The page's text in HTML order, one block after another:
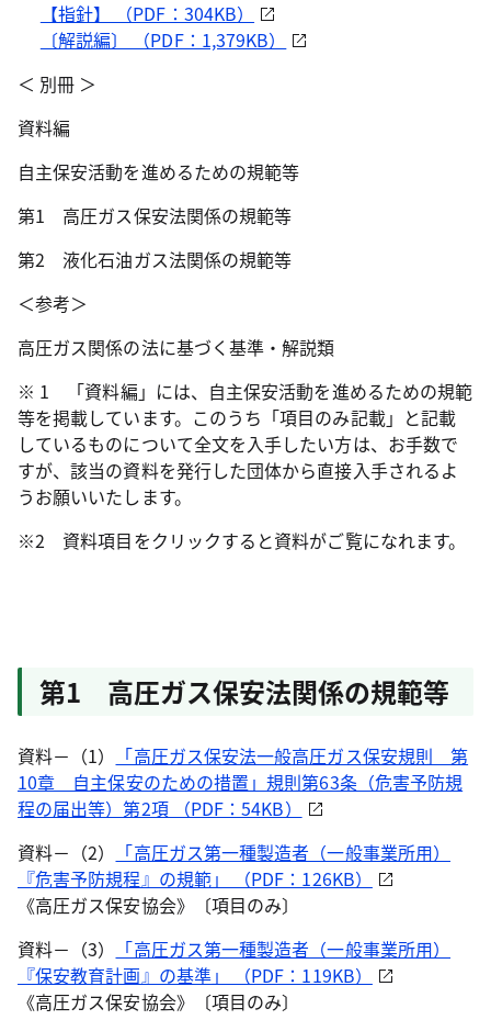
【指針】 （PDF：304KB）
〔解説編〕 （PDF：1,379KB）
＜ 別冊 ＞
資料編
自主保安活動を進めるための規範等
第1 高圧ガス保安法関係の規範等
第2 液化石油ガス法関係の規範等
＜参考＞
高圧ガス関係の法に基づく基準・解説類
※ 1 「資料編」には、自主保安活動を進めるための規範
等を掲載しています。このうち「項目のみ記載」と記載
しているものについて全文を入手したい方は、お手数で
すが、該当の資料を発行した団体から直接入手されるよ
うお願いいたします。
※2 資料項目をクリックすると資料がご覧になれます。
第1 高圧ガス保安法関係の規範等
資料－（1）
「高圧ガス保安法一般高圧ガス保安規則 第
10章 自主保安のための措置」規則第63条（危害予防規
程の届出等）第2項 （PDF：54KB）
資料－（2）
「高圧ガス第一種製造者（一般事業所用）
『危害予防規程』の規範」 （PDF：126KB）
《高圧ガス保安協会》〔項目のみ〕
資料－（3）
「高圧ガス第一種製造者（一般事業所用）
『保安教育計画』の基準」 （PDF：119KB）
《高圧ガス保安協会》〔項目のみ〕